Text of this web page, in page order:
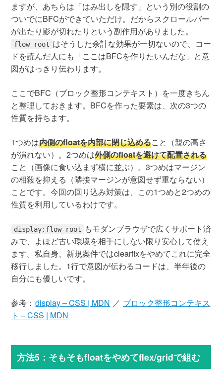
ますが、あちらは「はみ出しを隠す」という別の役割の
ついでにBFCができていただけ。だからスクロールバー
が出たり影が切れたりという副作用がありました。
flow-root はそうした余計な効果が一切ないので、コー
ドを読んだ人にも「ここはBFCを作りたいんだな」と意
図がはっきり伝わります。
ここでBFC（ブロック整形コンテキスト）を一度きちん
と整理しておきます。BFCを作った要素は、次の3つの
性質を持ちます。
1つめは内側のfloatを内部に閉じ込めること（親の高さ
が潰れない）。2つめは外側のfloatを避けて配置される
こと（画像に食い込まず横に並ぶ）。3つめはマージン
の相殺を抑える（隣接マージンが意図せず重ならない）
ことです。今回の回り込み対策は、この1つめと2つめの
性質を利用しているわけです。
display:flow-root
もモダンブラウザで広くサポート済
みで、よほど古い環境を相手にしない限り安心して使え
ます。私自身、新規案件ではclearfixをやめてこれに完全
移行しました。1行で意図が伝わるコードは、半年後の
自分にも優しいです。
参考： display – CSS | MDN ／ ブロック整形コンテキス
ト – CSS | MDN
方法5：そもそもfloatをやめてflex/gridで組む